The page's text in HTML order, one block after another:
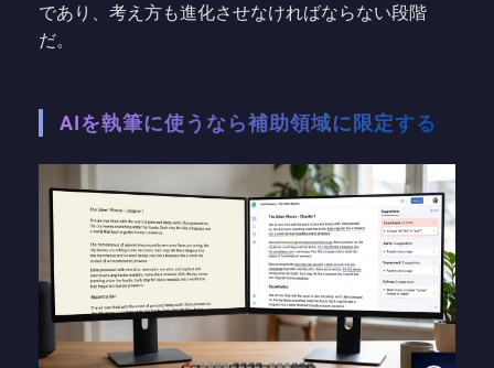
であり、考え方も進化させなければならない段階
だ。
AIを執筆に使うなら補助領域に限定する